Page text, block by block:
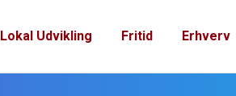
Lokal Udvikling Fritid Erhverv